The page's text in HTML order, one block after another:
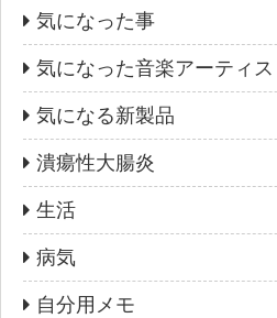
気になった事
気になった音楽アーティ
気になる新製品
潰瘍性大腸炎
生活
病気
自分用メモ